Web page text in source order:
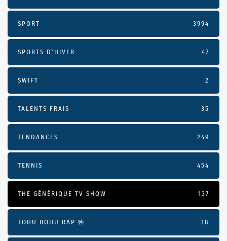
SPORT 3994
SPORTS D'HIVER 47
SWIFT 2
TALENTS FRAIS 35
TENDANCES 249
TENNIS 454
THE GÉNÉRIQUE TV SHOW 137
TOHU BOHU RAP 🤟 38